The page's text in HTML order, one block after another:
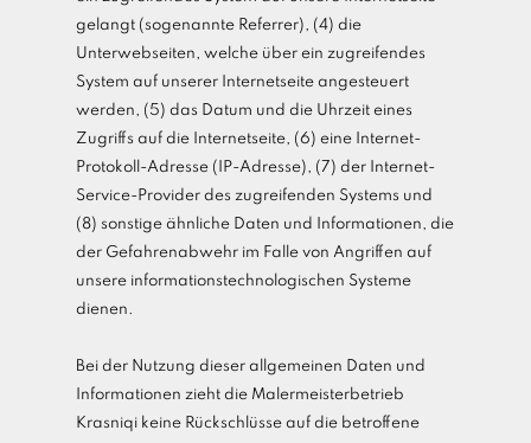
gelangt (sogenannte Referrer), (4) die
Unterwebseiten, welche über ein zugreifendes
System auf unserer Internetseite angesteuert
werden, (5) das Datum und die Uhrzeit eines
Zugriffs auf die Internetseite, (6) eine Internet-
Protokoll-Adresse (IP-Adresse), (7) der Internet-
Service-Provider des zugreifenden Systems und
(8) sonstige ähnliche Daten und Informationen, die
der Gefahrenabwehr im Falle von Angriffen auf
unsere informationstechnologischen Systeme
dienen.
Bei der Nutzung dieser allgemeinen Daten und
Informationen zieht die Malermeisterbetrieb
Krasniqi keine Rückschlüsse auf die betroffene